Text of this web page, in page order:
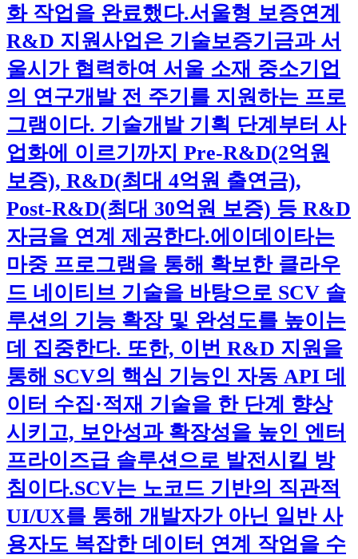
화 작업을 완료했다.​서울형 보증연계
R&D 지원사업은 기술보증기금과 서
울시가 협력하여 서울 소재 중소기업
의 연구개발 전 주기를 지원하는 프로
그램이다. 기술개발 기획 단계부터 사
업화에 이르기까지 Pre-R&D(2억원
보증), R&D(최대 4억원 출연금),
Post-R&D(최대 30억원 보증) 등 R&D
자금을 연계 제공한다.​에이데이타는
마중 프로그램을 통해 확보한 클라우
드 네이티브 기술을 바탕으로 SCV 솔
루션의 기능 확장 및 완성도를 높이는
데 집중한다. 또한, 이번 R&D 지원을
통해 SCV의 핵심 기능인 자동 API 데
이터 수집·적재 기술을 한 단계 향상
시키고, 보안성과 확장성을 높인 엔터
프라이즈급 솔루션으로 발전시킬 방
침이다.​SCV는 노코드 기반의 직관적
UI/UX를 통해 개발자가 아닌 일반 사
용자도 복잡한 데이터 연계 작업을 수